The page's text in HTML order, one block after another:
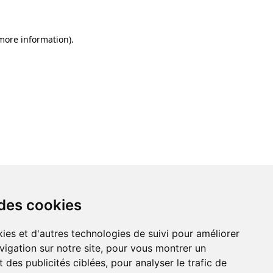
cookies
et d'autres technologies de suivi pour améliorer
sur notre site, pour vous montrer un
des publicités ciblées, pour analyser le trafic de
information).